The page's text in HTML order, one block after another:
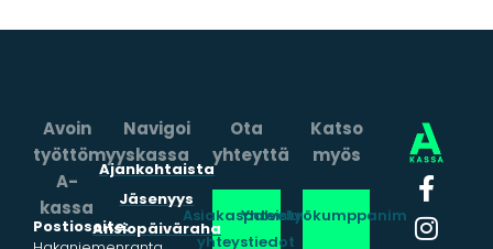
Avoin
työttömyyskassa
A-
kassa
Postiosoite:
Ota
yhteyttä
Asiakaspalvelun
yhteystiedot
Navigoi
Ajankohtaista
Jäsenyys
Ansiopäiväraha
Katso
myös
Yhteistyökumppanimme